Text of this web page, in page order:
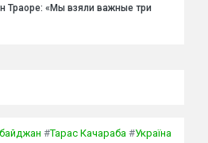
Траоре: «Мы взяли важные три
#Тарас Качараба #Україна